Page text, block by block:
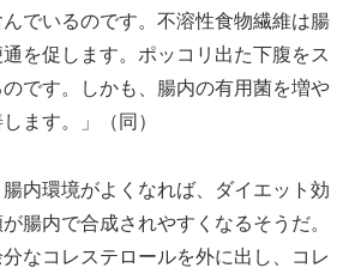
でいるのです。不溶性食物繊維は腸
を促します。ポッコリ出た下腹をス
です。しかも、腸内の有用菌を増や
ます。」（同）
内環境がよくなれば、ダイエット効
腸内で合成されやすくなるそうだ。
なコレステロールを外に出し、コレ